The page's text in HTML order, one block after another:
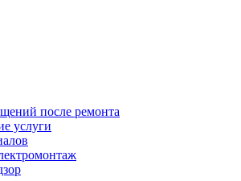
после ремонта
услуги